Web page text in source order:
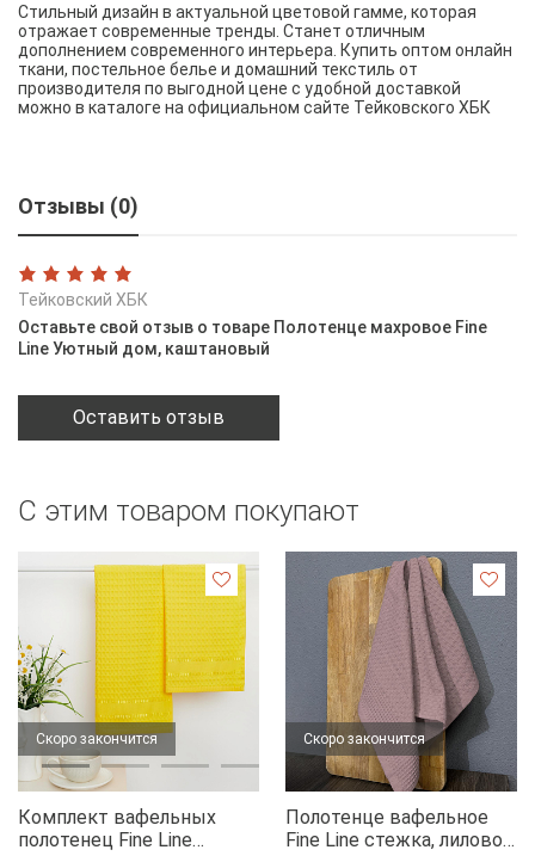
Стильный дизайн в актуальной цветовой гамме, которая
отражает современные тренды. Станет отличным
дополнением современного интерьера. Купить оптом онлайн
ткани, постельное белье и домашний текстиль от
производителя по выгодной цене с удобной доставкой
можно в каталоге на официальном сайте Тейковского ХБК
Отзывы (0)
Тейковский ХБК
Оставьте свой отзыв о товаре Полотенце махровое Fine
Line Уютный дом, каштановый
Оставить отзыв
С этим товаром покупают
Скоро закончится
Комплект вафельных
полотенец Fine Line
Скоро закончится
Полотенце вафельное
Fine Line стежка, лилово-